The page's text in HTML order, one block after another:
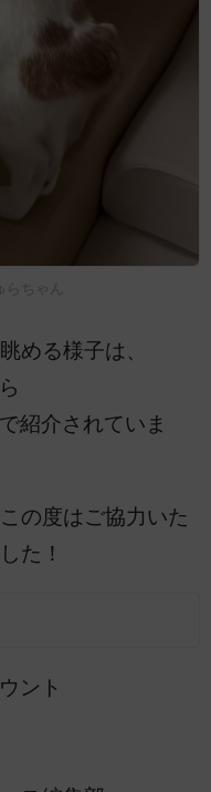
ちゃん
める様子は、
紹介されていま
の度はご協力いた
た！
ント